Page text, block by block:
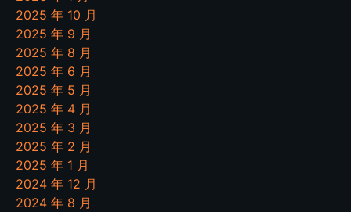
2025 年 10 月
2025 年 9 月
2025 年 8 月
2025 年 6 月
2025 年 5 月
2025 年 4 月
2025 年 3 月
2025 年 2 月
2025 年 1 月
2024 年 12 月
2024 年 8 月